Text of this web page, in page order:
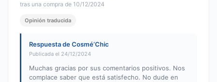
tras una compra de 10/12/2024
Opinión traducida
Respuesta de Cosmé’Chic
Publicada el 24/12/2024
Muchas gracias por sus comentarios positivos. Nos
complace saber que está satisfecho. No dude en